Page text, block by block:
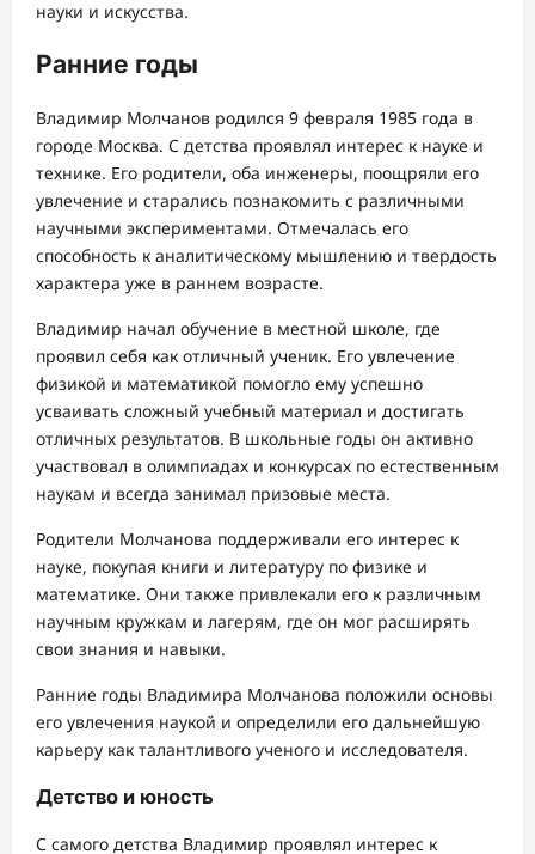
науки и искусства.
Ранние годы
Владимир Молчанов родился 9 февраля 1985 года в
городе Москва. С детства проявлял интерес к науке и
технике. Его родители, оба инженеры, поощряли его
увлечение и старались познакомить с различными
научными экспериментами. Отмечалась его
способность к аналитическому мышлению и твердость
характера уже в раннем возрасте.
Владимир начал обучение в местной школе, где
проявил себя как отличный ученик. Его увлечение
физикой и математикой помогло ему успешно
усваивать сложный учебный материал и достигать
отличных результатов. В школьные годы он активно
участвовал в олимпиадах и конкурсах по естественным
наукам и всегда занимал призовые места.
Родители Молчанова поддерживали его интерес к
науке, покупая книги и литературу по физике и
математике. Они также привлекали его к различным
научным кружкам и лагерям, где он мог расширять
свои знания и навыки.
Ранние годы Владимира Молчанова положили основы
его увлечения наукой и определили его дальнейшую
карьеру как талантливого ученого и исследователя.
Детство и юность
С самого детства Владимир проявлял интерес к